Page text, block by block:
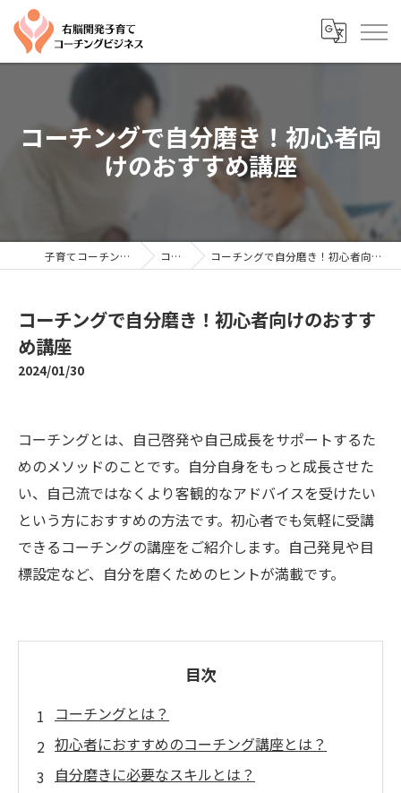
コーチングで自分磨き！初心者向
けのおすすめ講座
子育てコーチングならYTC コラム コーチングで自分磨き！初心者向けのおすすめ講座
コーチングで自分磨き！初心者向けのおすす
め講座
2024/01/30
コーチングとは、自己啓発や自己成長をサポートするた
めのメソッドのことです。自分自身をもっと成長させた
い、自己流ではなくより客観的なアドバイスを受けたい
という方におすすめの方法です。初心者でも気軽に受講
できるコーチングの講座をご紹介します。自己発見や目
標設定など、自分を磨くためのヒントが満載です。
目次
コーチングとは？
初心者におすすめのコーチング講座とは？
自分磨きに必要なスキルとは？